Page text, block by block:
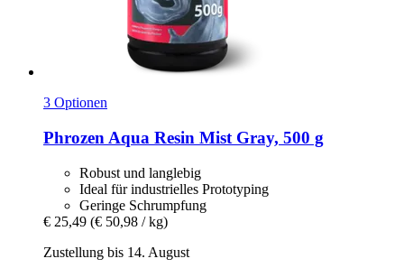
3 Optionen
Phrozen Aqua Resin Mist Gray, 500 g
Robust und langlebig
Ideal für industrielles Prototyping
Geringe Schrumpfung
€ 25,49 (€ 50,98 / kg)
Zustellung bis 14. August